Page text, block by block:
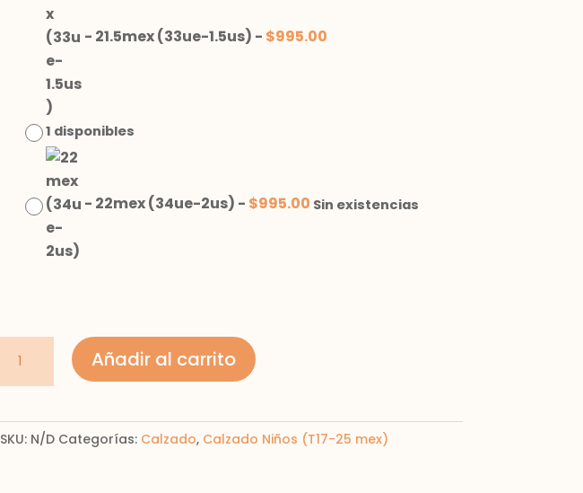
- 21.5mex (33ue-1.5us) - $995.00
1 disponibles
- 22mex (34ue-2us) - $995.00 Sin existencias
casual
Añadir al carrito
SKU: N/D Categorías: Calzado, Calzado Niños (T17-25 mex)